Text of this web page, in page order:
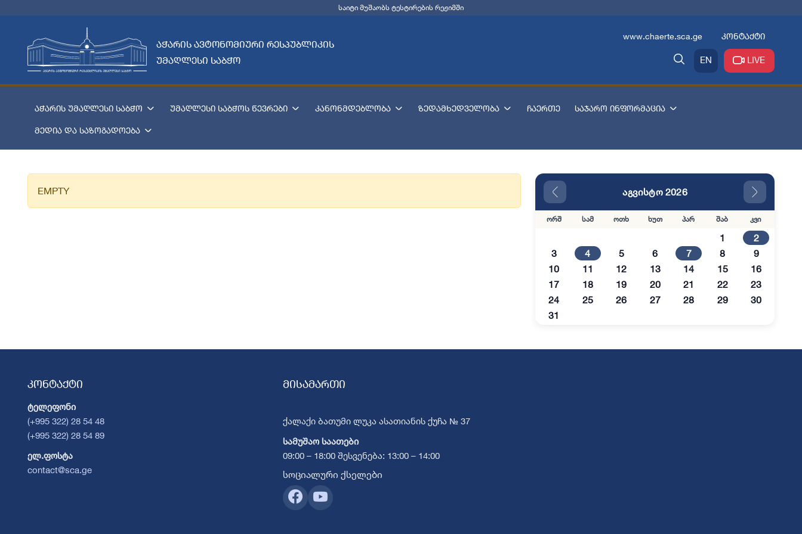
საიტი მუშაობს ტესტირების რეჟიმში
აჭარის ავტონომიური რესპუბლიკის
უმაღლესი საბჭო
www.chaerte.sca.ge კონტაქტი
EN LIVE
აჭარის უმაღლესი საბჭო უმაღლესი საბჭოს წევრები კანონმდებლობა ზედამხედველობა ჩაერთე საჯარო ინფორმაცია
მედია და საზოგადოება
EMPTY აგვისტო 2026
ორშ სამ ოთხ ხუთ პარ შაბ კვი
1
2
3
4 5 6 7 8
9
10
11 12 13 14 15
16
17
18 19 20 21 22
23
24
25 26 27 28 29
30
31
კონტაქტი
ტელეფონი
(+995 322) 28 54 48
(+995 322) 28 54 89
ელ.ფოსტა
contact@sca.ge
მისამართი
ქალაქი ბათუმი ლუკა ასათიანის ქუჩა № 37
სამუშაო საათები
09:00 – 18:00 შესვენება: 13:00 – 14:00
სოციალური ქსელები